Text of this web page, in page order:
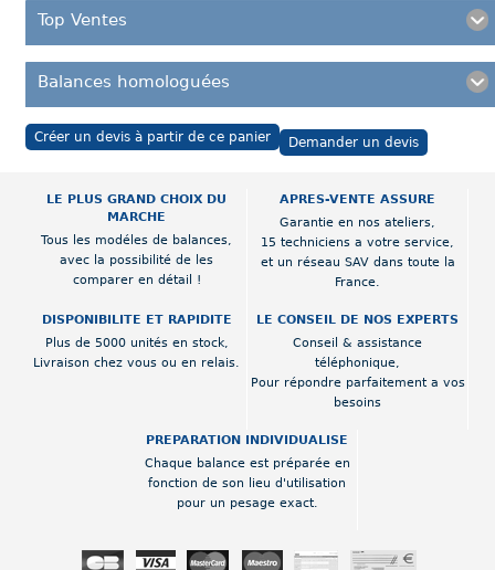
Top Ventes
Balances homologuées
Créer un devis à partir de ce panier Demander un devis
LE PLUS GRAND CHOIX DU
MARCHE
Tous les modéles de balances,
avec la possibilité de les
comparer en détail !
APRES-VENTE ASSURE
Garantie en nos ateliers,
15 techniciens a votre service,
et un réseau SAV dans toute la
France.
DISPONIBILITE ET RAPIDITE
Plus de 5000 unités en stock,
Livraison chez vous ou en relais.
LE CONSEIL DE NOS EXPERTS
Conseil & assistance
téléphonique,
Pour répondre parfaitement a vos
besoins
PREPARATION INDIVIDUALISE
Chaque balance est préparée en
fonction de son lieu d'utilisation
pour un pesage exact.